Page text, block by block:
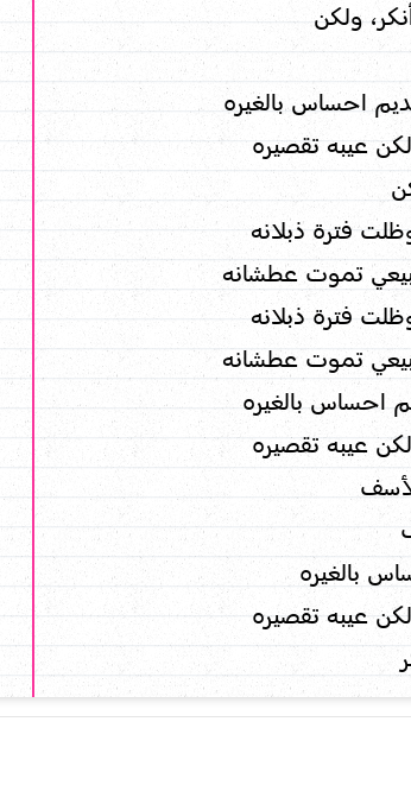
ولكن
احساس بالغيره
عيبه تقصيره
فترة ذبلانه
تموت عطشانه
فترة ذبلانه
تموت عطشانه
احساس بالغيره
عيبه تقصيره
بالغيره
عيبه تقصيره